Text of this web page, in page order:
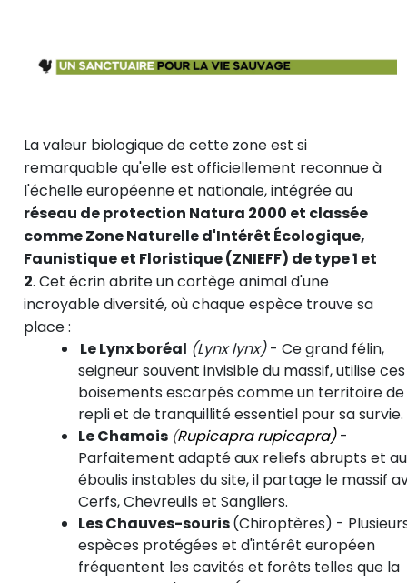
La valeur biologique de cette zone est si
remarquable qu'elle est officiellement reconnue à
l'échelle européenne et nationale, intégrée au
réseau de protection Natura 2000 et classée
comme Zone Naturelle d'Intérêt Écologique,
Faunistique et Floristique (ZNIEFF) de type 1 et
2. Cet écrin abrite un cortège animal d'une
incroyable diversité, où chaque espèce trouve sa
place :
Le Lynx boréal (Lynx lynx)- Ce grand félin,
seigneur souvent invisible du massif, utilise ces
boisements escarpés comme un territoire de
repli et de tranquillité essentiel pour sa survie.
Le Chamois (Rupicapra rupicapra)-
Parfaitement adapté aux reliefs abrupts et
éboulis instables du site, il partage le massif
Cerfs, Chevreuils et Sangliers.
Les Chauves-souris(Chiroptères) -
espèces protégées et d'intérêt européen
fréquentent les cavités et forêts telles que la